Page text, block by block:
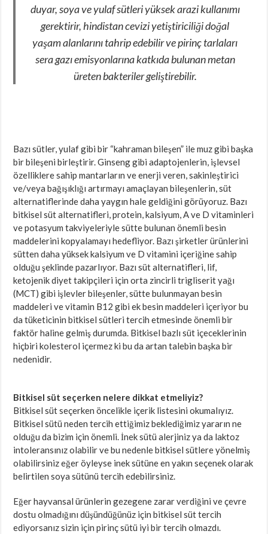
duyar, soya ve yulaf sütleri yüksek arazi kullanımı
gerektirir, hindistan cevizi yetiştiriciliği doğal
yaşam alanlarını tahrip edebilir ve pirinç tarlaları
sera gazı emisyonlarına katkıda bulunan metan
üreten bakteriler geliştirebilir.
Bazı sütler, yulaf gibi bir “kahraman bileşen” ile muz gibi başka
bir bileşeni birleştirir. Ginseng gibi adaptojenlerin, işlevsel
özelliklere sahip mantarların ve enerji veren, sakinleştirici
ve/veya bağışıklığı artırmayı amaçlayan bileşenlerin, süt
alternatiflerinde daha yaygın hale geldiğini görüyoruz. Bazı
bitkisel süt alternatifleri, protein, kalsiyum, A ve D vitaminleri
ve potasyum takviyeleriyle sütte bulunan önemli besin
maddelerini kopyalamayı hedefliyor. Bazı şirketler ürünlerini
sütten daha yüksek kalsiyum ve D vitamini içeriğine sahip
olduğu şeklinde pazarlıyor. Bazı süt alternatifleri, lif,
ketojenik diyet takipçileri için orta zincirli trigliserit yağı
(MCT) gibi işlevler bileşenler, sütte bulunmayan besin
maddeleri ve vitamin B12 gibi ek besin maddeleri içeriyor bu
da tüketicinin bitkisel sütleri tercih etmesinde önemli bir
faktör haline gelmiş durumda. Bitkisel bazlı süt içeceklerinin
hiçbiri kolesterol içermez ki bu da artan talebin başka bir
nedenidir.
Bitkisel süt seçerken nelere dikkat etmeliyiz?
Bitkisel süt seçerken öncelikle içerik listesini okumalıyız.
Bitkisel sütü neden tercih ettiğimiz beklediğimiz yararın ne
olduğu da bizim için önemli. İnek sütü alerjiniz ya da laktoz
intoleransınız olabilir ve bu nedenle bitkisel sütlere yönelmiş
olabilirsiniz eğer öyleyse inek sütüne en yakın seçenek olarak
belirtilen soya sütünü tercih edebilirsiniz.
Eğer hayvansal ürünlerin gezegene zarar verdiğini ve çevre
dostu olmadığını düşündüğünüz için bitkisel süt tercih
ediyorsanız sizin için pirinç sütü iyi bir tercih olmazdı.